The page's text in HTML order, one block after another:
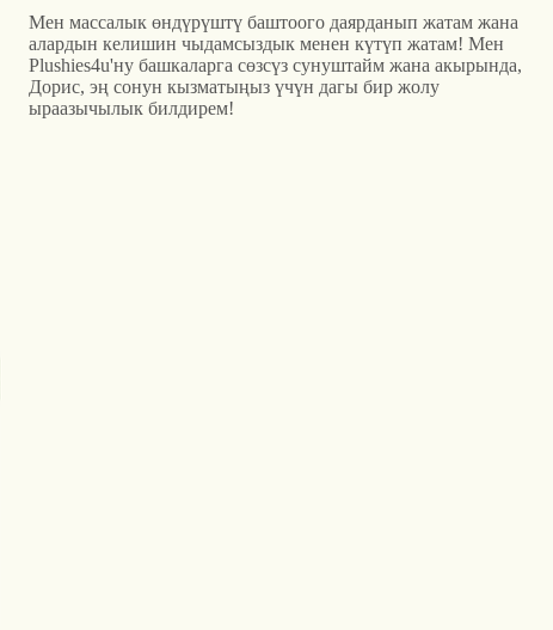
Мен массалык өндүрүштү баштоого даярданып жатам жана
алардын келишин чыдамсыздык менен күтүп жатам! Мен
Plushies4u'ну башкаларга сөзсүз сунуштайм жана акырында,
Дорис, эң сонун кызматыңыз үчүн дагы бир жолу
ыраазычылык билдирем!